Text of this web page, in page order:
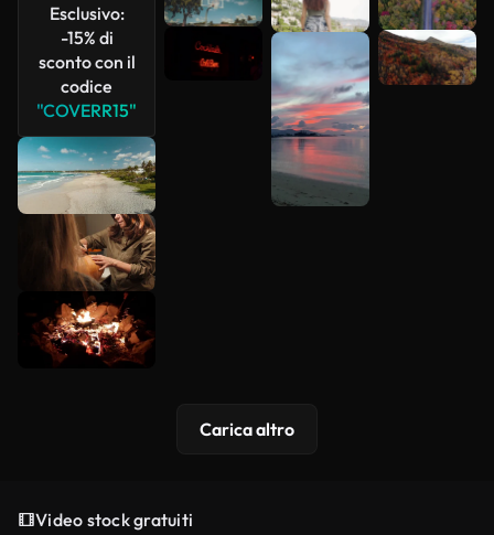
Esclusivo:
-15% di
sconto con il
codice
"COVERR15"
Carica altro
Video stock gratuiti